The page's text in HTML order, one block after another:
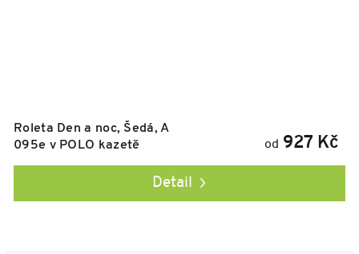
Roleta Den a noc, Šedá, A
095e v POLO kazetě
od 927 Kč
Detail